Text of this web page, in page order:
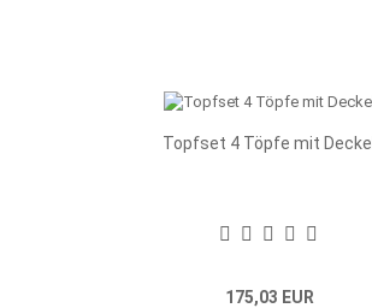
Topfset 4 Töpfe mit Deckel
175,03 EUR